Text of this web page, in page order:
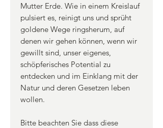
Mutter Erde. Wie in einem Kreislauf
pulsiert es, reinigt uns und sprüht
goldene Wege ringsherum, auf
denen wir gehen können, wenn wir
gewillt sind, unser eigenes,
schöpferisches Potential zu
entdecken und im Einklang mit der
Natur und deren Gesetzen leben
wollen.
Bitte beachten Sie dass diese